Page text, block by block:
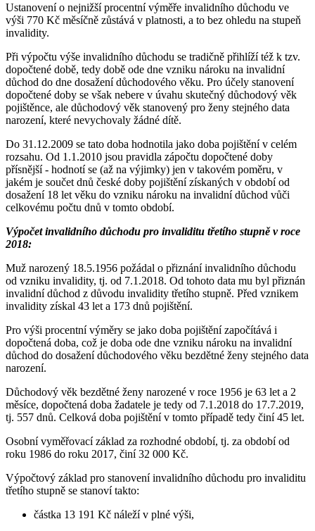
Ustanovení o nejnižší procentní výměře invalidního důchodu ve
výši 770 Kč měsíčně zůstává v platnosti, a to bez ohledu na stupeň
invalidity.
Při výpočtu výše invalidního důchodu se tradičně přihlíží též k tzv.
dopočtené době, tedy době ode dne vzniku nároku na invalidní
důchod do dne dosažení důchodového věku. Pro účely stanovení
dopočtené doby se však nebere v úvahu skutečný důchodový věk
pojištěnce, ale důchodový věk stanovený pro ženy stejného data
narození, které nevychovaly žádné dítě.
Do 31.12.2009 se tato doba hodnotila jako doba pojištění v celém
rozsahu. Od 1.1.2010 jsou pravidla zápočtu dopočtené doby
přísnější - hodnotí se (až na výjimky) jen v takovém poměru, v
jakém je součet dnů české doby pojištění získaných v období od
dosažení 18 let věku do vzniku nároku na invalidní důchod vůči
celkovému počtu dnů v tomto období.
Výpočet invalidního důchodu pro invaliditu třetího stupně v roce
2018:
Muž narozený 18.5.1956 požádal o přiznání invalidního důchodu
od vzniku invalidity, tj. od 7.1.2018. Od tohoto data mu byl přiznán
invalidní důchod z důvodu invalidity třetího stupně. Před vznikem
invalidity získal 43 let a 173 dnů pojištění.
Pro výši procentní výměry se jako doba pojištění započítává i
dopočtená doba, což je doba ode dne vzniku nároku na invalidní
důchod do dosažení důchodového věku bezdětné ženy stejného data
narození.
Důchodový věk bezdětné ženy narozené v roce 1956 je 63 let a 2
měsíce, dopočtená doba žadatele je tedy od 7.1.2018 do 17.7.2019,
tj. 557 dnů. Celková doba pojištění v tomto případě tedy činí 45 let.
Osobní vyměřovací základ za rozhodné období, tj. za období od
roku 1986 do roku 2017, činí 32 000 Kč.
Výpočtový základ pro stanovení invalidního důchodu pro invaliditu
třetího stupně se stanoví takto:
částka 13 191 Kč náleží v plné výši,